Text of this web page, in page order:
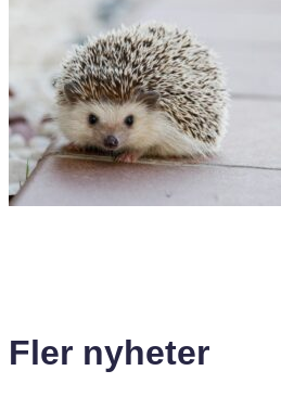
Fler nyheter